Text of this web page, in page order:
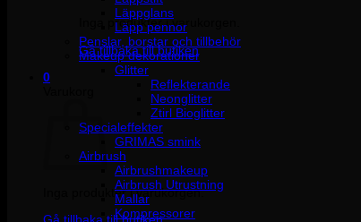
Inga produkter i varukorgen.
Gå tillbaka till butiken
0
Inga produkter i varukorgen.
Läppglans
Läpp pennor
Penslar, borstar och tillbehör
Makeup dekorationer
Glitter
Reflekterande
Neonglitter
Ztirl Bioglitter
Specialeffekter
GRIMAS smink
Airbrush
Airbrushmakeup
Airbrush Utrustning
Mallar
Kompressorer